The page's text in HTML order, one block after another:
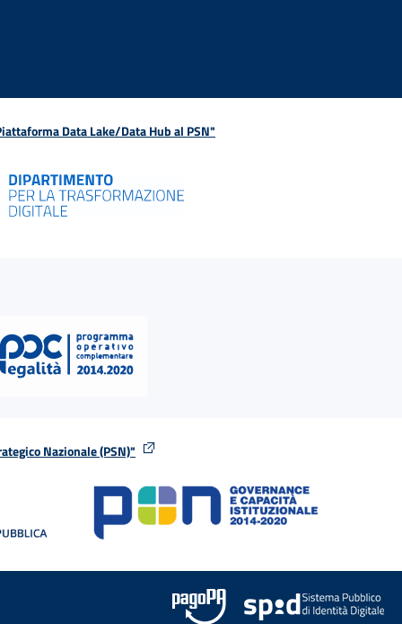
Data Lake/Data Hub al PSN"
Nazionale (PSN)"
stessa finestra